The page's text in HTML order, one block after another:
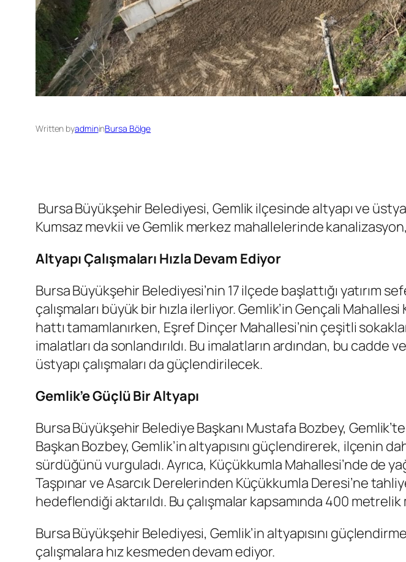
Written byadmininBursa Bölge
Bursa Büyükşehir Belediyesi, Gemlik ilçesinde altyapı ve
Kumsaz mevkii ve Gemlik merkez mahallelerinde
Altyapı Çalışmaları Hızla Devam Ediyor
Bursa Büyükşehir Belediyesi’nin 17 ilçede başlattığı yatırım
çalışmaları büyük bir hızla ilerliyor. Gemlik’in Gençali
hattı tamamlanırken, Eşref Dinçer Mahallesi’nin çeşitli
imalatları da sonlandırıldı. Bu imalatların ardından, bu
üstyapı çalışmaları da güçlendirilecek.
Gemlik’e Güçlü Bir Altyapı
Bursa Büyükşehir Belediye Başkanı Mustafa Bozbey,
Başkan Bozbey, Gemlik’in altyapısını güçlendirerek, ilçenin
sürdüğünü vurguladı. Ayrıca, Küçükkumla Mahallesi’nde de
Taşpınar ve Asarcık Derelerinden Küçükkumla Deresi’ne
hedeflendiği aktarıldı. Bu çalışmalar kapsamında 400
Bursa Büyükşehir Belediyesi, Gemlik’in altyapısını
çalışmalara hız kesmeden devam ediyor.